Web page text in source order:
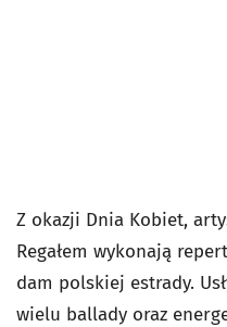
Z okazji Dnia Kobiet,
Regałem wykonają
dam polskiej estrady.
wielu ballady oraz